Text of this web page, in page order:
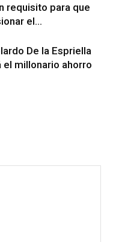
requisito para que
el...
De la Espriella
el millonario ahorro